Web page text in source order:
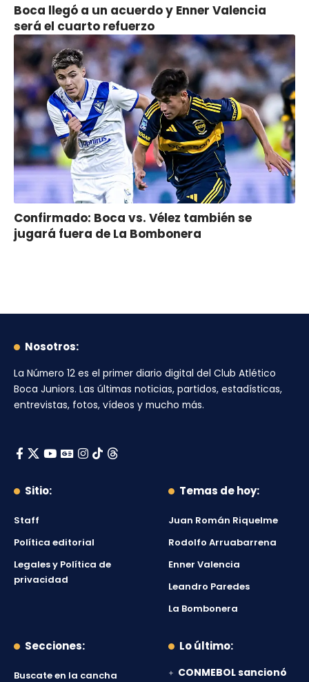
Boca llegó a un acuerdo y Enner Valencia
será el cuarto refuerzo
Confirmado: Boca vs. Vélez también se
jugará fuera de La Bombonera
Nosotros:
La Número 12 es el primer diario digital del Club Atlético
Boca Juniors. Las últimas noticias, partidos, estadísticas,
entrevistas, fotos, vídeos y mucho más.
Sitio:
Staff
Política editorial
Legales y Política de
privacidad
Temas de hoy:
Juan Román Riquelme
Rodolfo Arruabarrena
Enner Valencia
Leandro Paredes
La Bombonera
Secciones:
Buscate en la cancha
Lo último:
CONMEBOL sancionó